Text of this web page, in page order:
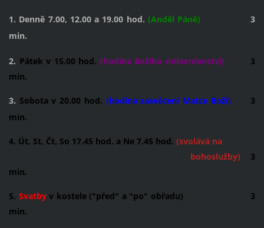
1. Denně 7.00, 12.00 a 19.00 hod.(Anděl Páně)3
min.
2. Pátek v 15.00 hod. (hodina Božího milosrdenství) 3
min.
3. Sobota v 20.00 hod. (hodina zasvěcení Matce Boží)
3
min.
4. Út, St, Čt, So 17.45 hod. a Ne 7.45 hod. (svolává na
bohoslužby) 3
min.
5. Svatbyv kostele ("před" a "po" obřadu) 3
min.